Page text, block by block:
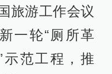
旅游工作会议
一轮“厕所革
示范工程，推